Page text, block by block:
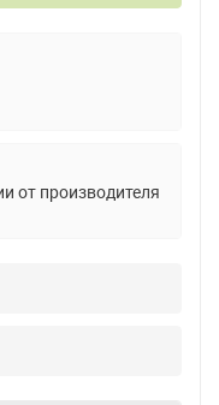
от производителя